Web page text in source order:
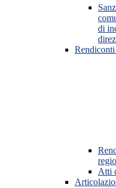
di
Atti